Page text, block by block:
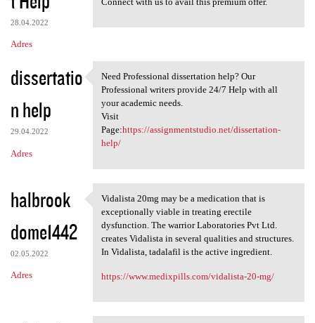
28.04.2022
Adres
dissertatio
n help
29.04.2022
Adres
Need Professional
Need Professional dissertation help? Our
Professional writers provide 24/7 Help with all
your academic needs.
Visit
Page:https://assignmentstudio.net/dissertation-
help/
halbrook
dome1442
02.05.2022
Adres
Vidalista 20mg may be a
Vidalista 20mg may be a medication that is
exceptionally viable in treating erectile
dysfunction. The warrior Laboratories Pvt Ltd.
creates Vidalista in several qualities and structures.
In Vidalista, tadalafil is the active ingredient.
https://www.medixpills.com/vidalista-20-mg/